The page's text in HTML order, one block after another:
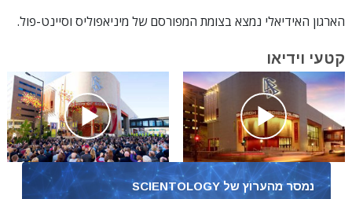
הארגון האידיאלי נמצא בצומת המפורסם של מיניאפוליס וסיינט-פול.
קטעי וידיאו
נמסר מהערוץ של SCIENTOLOGY